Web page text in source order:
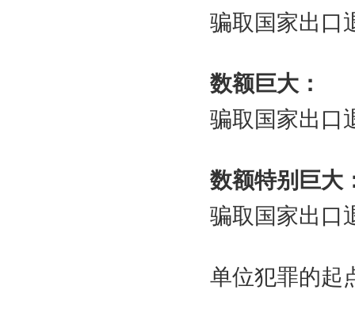
骗取国家出口
数额巨大：
骗取国家出口
数额特别巨大
骗取国家出口
单位犯罪的起